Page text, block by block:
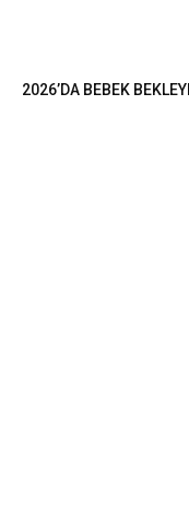
2026’DA BEBEK